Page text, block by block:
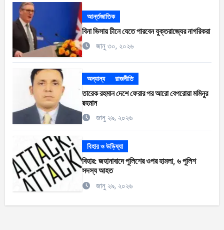
আর্ন্তজাতিক
বিনা ভিসায় চীনে যেতে পারবেন যুক্তরাজ্যের নাগরিকরা
জানু ৩০, ২০২৬
অন্যান্য রাজনীতি
তারেক রহমান দেশে ফেরার পর আরো বেপরোয়া মমিনুর
রহমান
জানু ২৯, ২০২৬
বিহার ও উড়িষ্যা
বিহার: জহানাবাদে পুলিশের ওপর হামলা, ৬ পুলিশ
সদস্য আহত
জানু ২৯, ২০২৬